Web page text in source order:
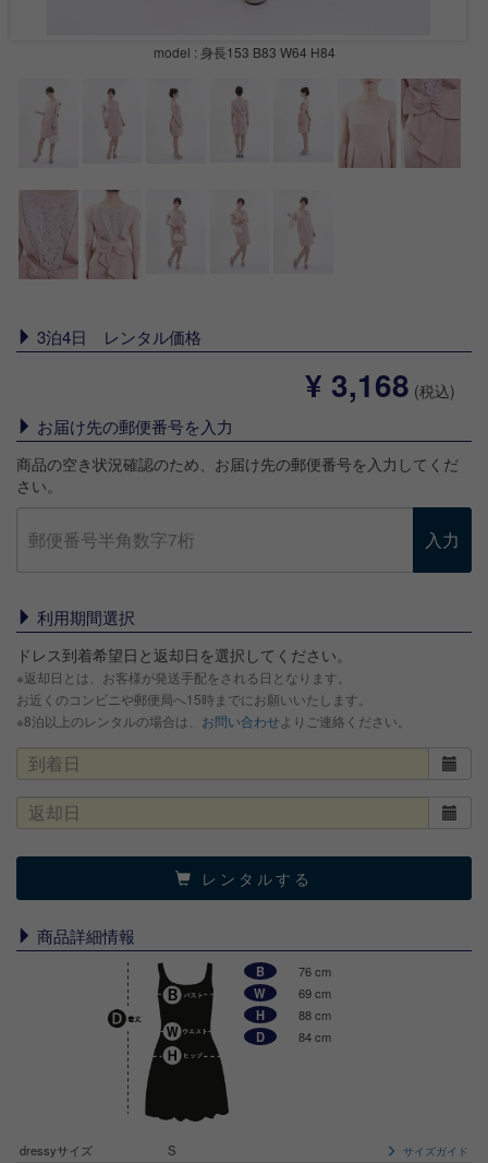
model : 身長153 B83 W64 H84
3泊4日 レンタル価格
¥ 3,168 (税込)
お届け先の郵便番号を入力
商品の空き状況確認のため、お届け先の郵便番号を入力してくだ
さい。
入力
利用期間選択
ドレス到着希望日と返却日を選択してください。
※返却日とは、お客様が発送手配をされる日となります。
お近くのコンビニや郵便局へ15時までにお願いいたします。
※8泊以上のレンタルの場合は、 お問い合わせ よりご連絡ください。
レンタルする
商品詳細情報
B
76 cm
W
69 cm
H
88 cm
D
84 cm
dressyサイズ S サイズガイド